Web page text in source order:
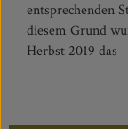
entsprechenden
diesem Grund
Herbst 2019 das
der